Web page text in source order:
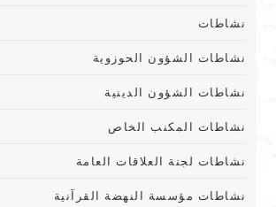
نشاطات
نشاطات الشؤون الحوزوية
نشاطات الشؤون الدينية
نشاطات المكنب الخاص
نشاطات لجنة العلاقات العامة
نشاطات مؤسسة النهضة القرآنية